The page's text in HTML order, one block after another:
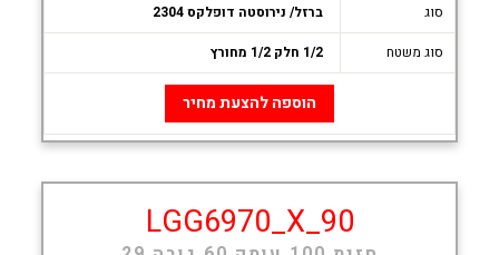
סוג
ברזל/ נירוסטה דופלקס 2304
סוג משטח
1/2 חלק 1/2 מחורץ
הוספה להצעת מחיר
LGG6970_X_90